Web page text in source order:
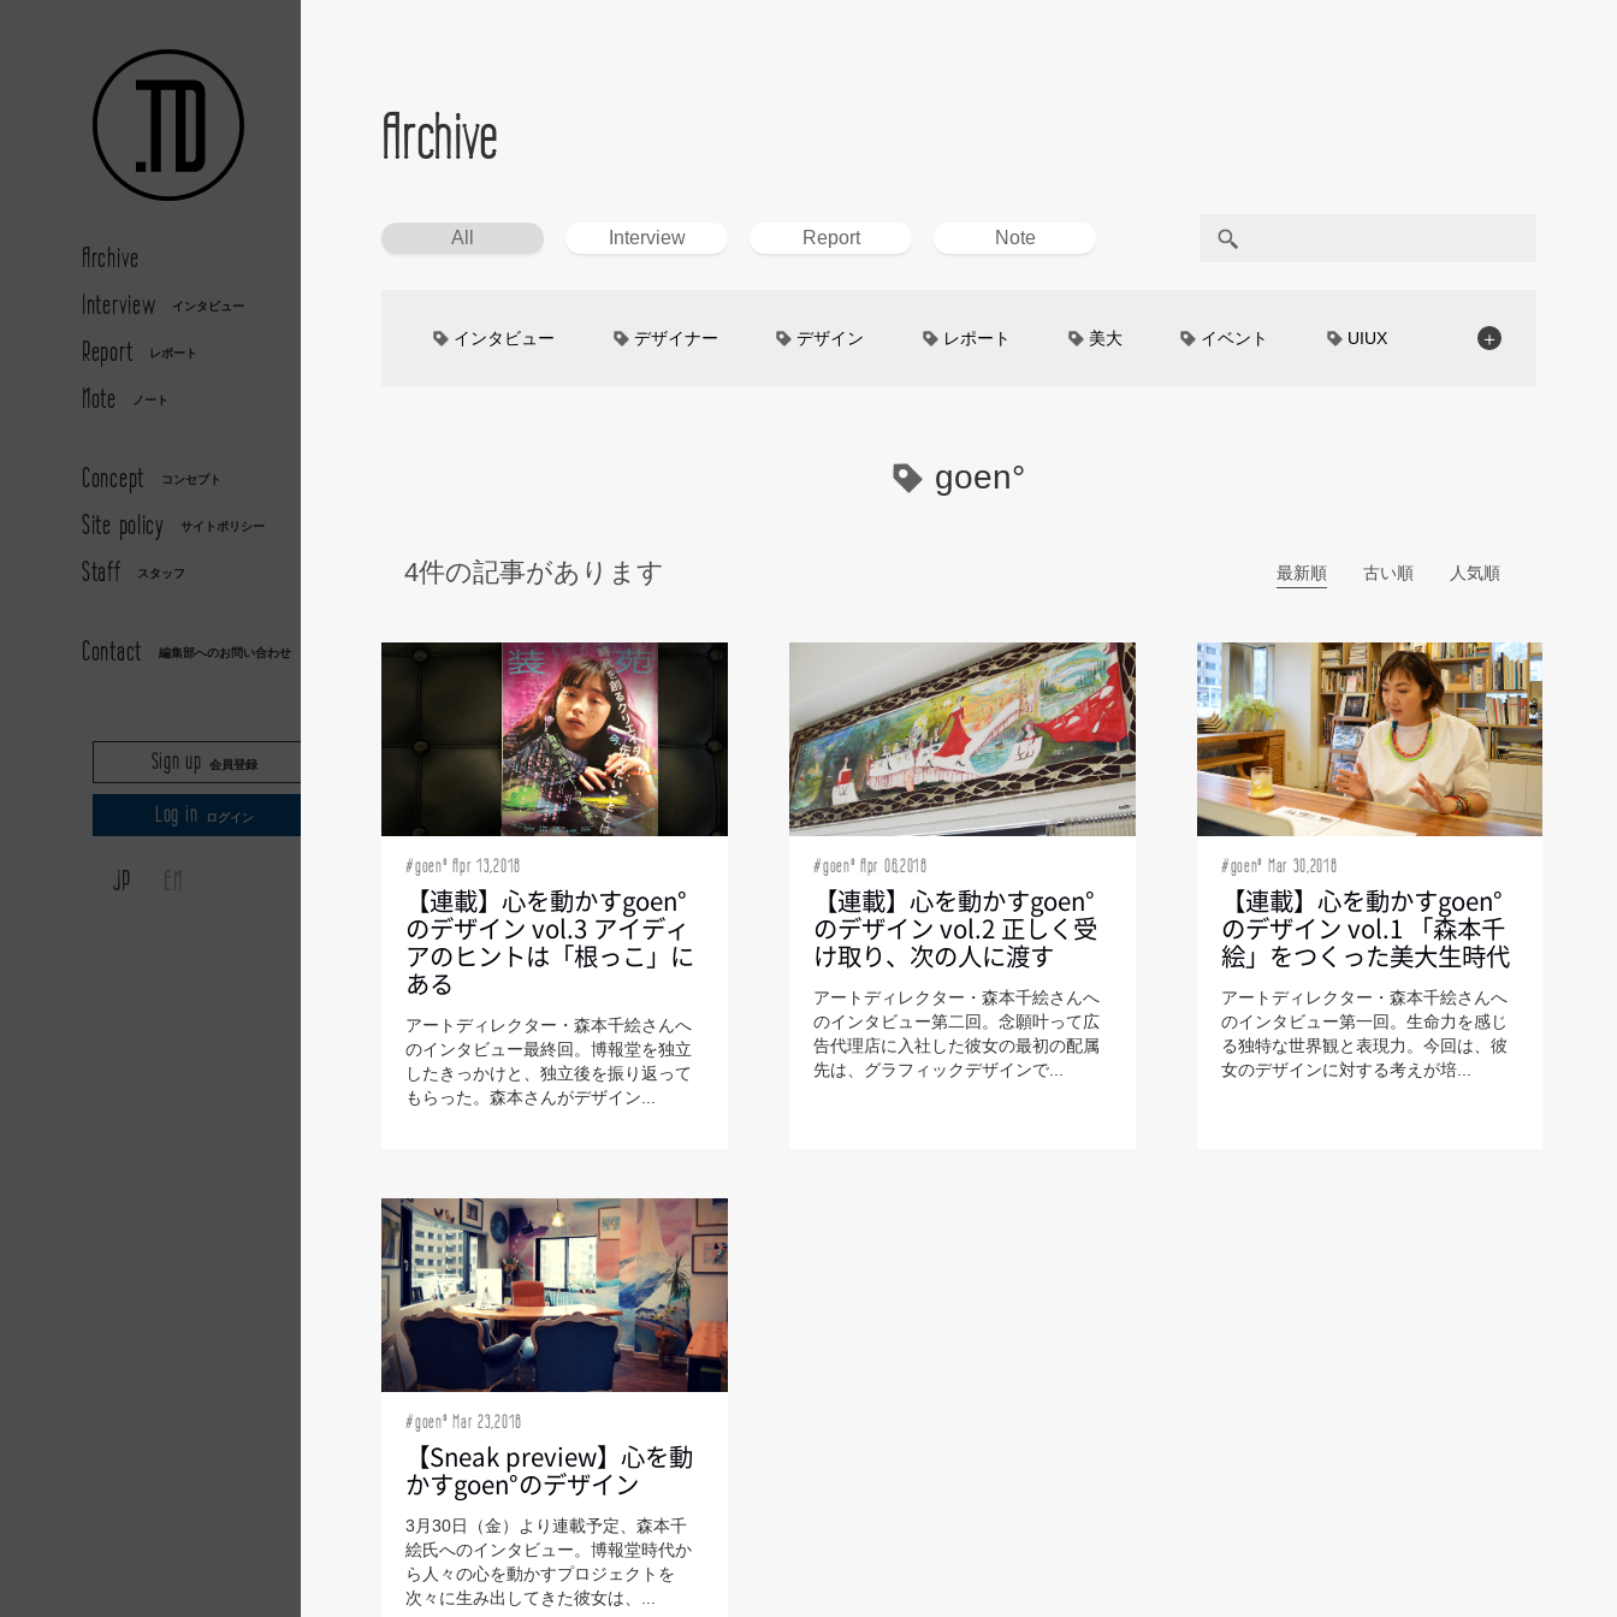
Archive
Interview
インタビュー
Report レポート
Note ノート
Concept コンセプト
Site policy サイトポリシー
Staff スタッフ
Contact 編集部へのお問い合わせ
Sign up 会員登録
Log in ログイン
JP
Archive
All Interview Report Note
＋
インタビュー デザイナー デザイン レポート 美大 イベント UIUX
電動キックスクーター
AXIS
goen°
4件の記事があります
#goen° Apr 13,2018
【連載】心を動かすgoen°
のデザイン vol.3 アイディ
アのヒントは「根っこ」に
ある
アートディレクター・森本千絵さんへ
のインタビュー最終回。博報堂を独立
したきっかけと、独立後を振り返って
もらった。森本さんがデザイン...
#goen° Apr 06,2018
【連載】心を動かすgoen°
のデザイン vol.2 正しく受
け取り、次の人に渡す
アートディレクター・森本千絵さんへ
のインタビュー第二回。念願叶って広
告代理店に入社した彼女の最初の配属
先は、グラフィックデザインで...
#goen° Mar 30,2018
【連載】心を動かすgoen°
のデザイン vol.1 「森本千
絵」をつくった美大生時代
アートディレクター・森本千絵さんへ
のインタビュー第一回。生命力を感じ
る独特な世界観と表現力。今回は、彼
女のデザインに対する考えが培...
#goen° Mar 23,2018
【Sneak preview】心を動
かすgoen°のデザイン
3月30日（金）より連載予定、森本千
絵氏へのインタビュー。博報堂時代か
ら人々の心を動かすプロジェクトを
次々に生み出してきた彼女は、...